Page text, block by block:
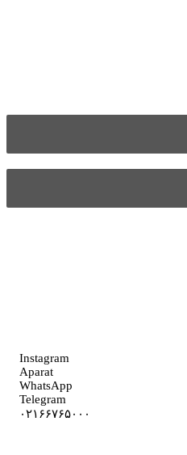
Instagram
Aparat
WhatsApp
Telegram
۰۲۱۶۶۷۶۵۰۰۰